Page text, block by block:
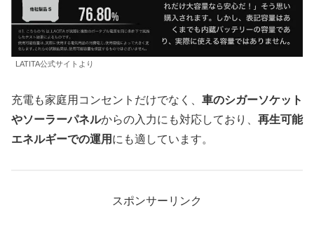
LATITA公式サイトより
充電も家庭用コンセントだけでなく、 車のシガーソケット
やソーラーパネルからの入力にも対応しており、 再生可能
エネルギーでの運用 にも適しています。
スポンサーリンク